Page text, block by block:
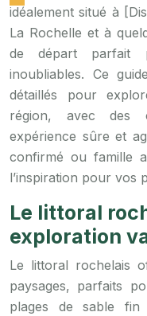
idéalement situé à
La Rochelle et à
de départ parfait
inoubliables. Ce
détaillés pour
région, avec des
expérience sûre et
confirmé ou famille
l’inspiration pour vos
Le littoral
exploration
Le littoral rochelais
paysages, parfaits
plages de sable fin